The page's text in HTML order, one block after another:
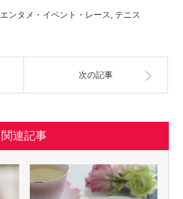
エンタメ・イベント・レース, テニス
次の記事
関連記事